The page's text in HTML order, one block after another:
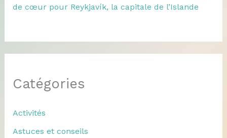
de cœur pour Reykjavík, la capitale de l’Islande
Catégories
Activités
Astuces et conseils